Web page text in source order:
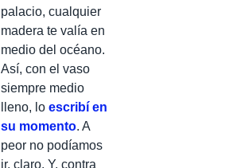
palacio, cualquier
madera te valía en
medio del océano.
Así, con el vaso
siempre medio
lleno, lo escribí en
su momento. A
peor no podíamos
ir, claro. Y, contra